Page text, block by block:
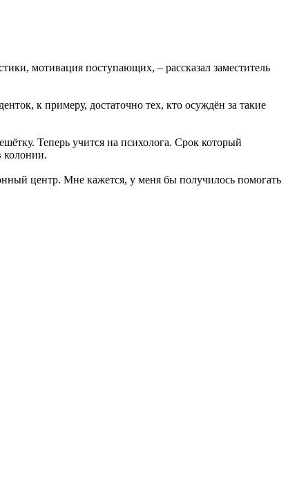
мотивация поступающих, – рассказал заместитель
к примеру, достаточно тех, кто осуждён за такие
Теперь учится на психолога. Срок который
колонии.
центр. Мне кажется, у меня бы получилось помогать